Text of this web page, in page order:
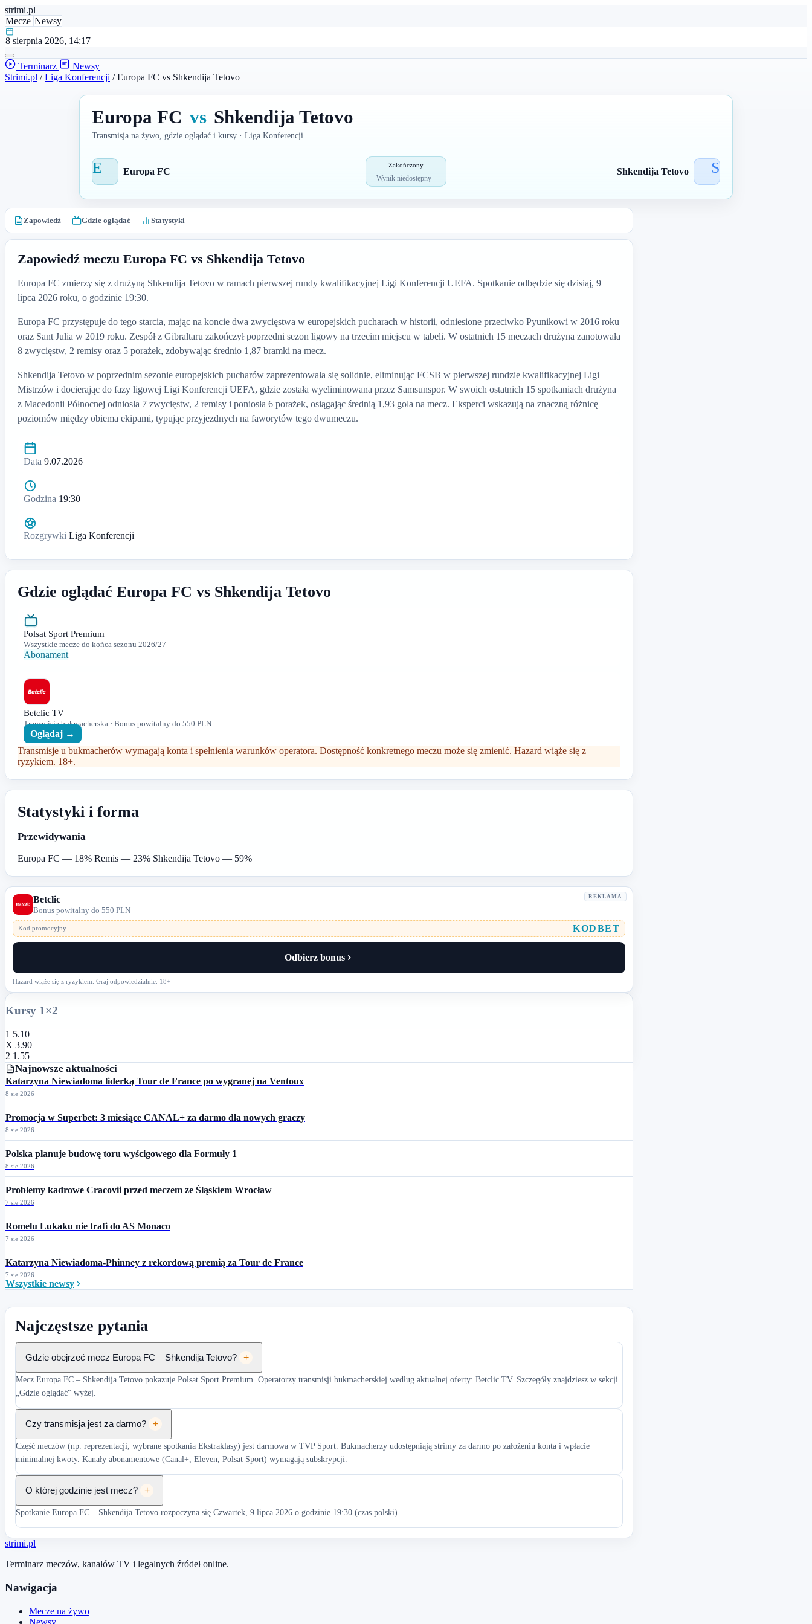
strimi.pl
Mecze Newsy
8 sierpnia 2026, 14:17
Terminarz
Newsy
Strimi.pl / Liga Konferencji / Europa FC vs Shkendija Tetovo
Europa FC vs Shkendija Tetovo
Transmisja na żywo, gdzie oglądać i kursy · Liga Konferencji
E Europa FC
Zakończony
Wynik niedostępny
S
Shkendija Tetovo
Zapowiedź Gdzie oglądać Statystyki
Zapowiedź meczu Europa FC vs Shkendija Tetovo
Europa FC zmierzy się z drużyną Shkendija Tetovo w ramach pierwszej rundy kwalifikacyjnej Ligi Konferencji UEFA. Spotkanie odbędzie się dzisiaj, 9
lipca 2026 roku, o godzinie 19:30.
Europa FC przystępuje do tego starcia, mając na koncie dwa zwycięstwa w europejskich pucharach w historii, odniesione przeciwko Pyunikowi w 2016 roku
oraz Sant Julia w 2019 roku. Zespół z Gibraltaru zakończył poprzedni sezon ligowy na trzecim miejscu w tabeli. W ostatnich 15 meczach drużyna zanotowała
8 zwycięstw, 2 remisy oraz 5 porażek, zdobywając średnio 1,87 bramki na mecz.
Shkendija Tetovo w poprzednim sezonie europejskich pucharów zaprezentowała się solidnie, eliminując FCSB w pierwszej rundzie kwalifikacyjnej Ligi
Mistrzów i docierając do fazy ligowej Ligi Konferencji UEFA, gdzie została wyeliminowana przez Samsunspor. W swoich ostatnich 15 spotkaniach drużyna
z Macedonii Północnej odniosła 7 zwycięstw, 2 remisy i poniosła 6 porażek, osiągając średnią 1,93 gola na mecz. Eksperci wskazują na znaczną różnicę
poziomów między obiema ekipami, typując przyjezdnych na faworytów tego dwumeczu.
Data 9.07.2026
Godzina 19:30
Rozgrywki Liga Konferencji
Statystyki i forma
Przewidywania
Europa FC — 18% Remis — 23% Shkendija Tetovo — 59%
Gdzie oglądać Europa FC vs Shkendija Tetovo
Polsat Sport Premium
Wszystkie mecze do końca sezonu 2026/27
Abonament
Betclic TV
Transmisja bukmacherska · Bonus powitalny do 550 PLN
Oglądaj →
Transmisje u bukmacherów wymagają konta i spełnienia warunków operatora. Dostępność konkretnego meczu może się zmienić. Hazard wiąże się z
ryzykiem. 18+.
REKLAMA
Betclic
Bonus powitalny do 550 PLN
Kod promocyjny KODBET
Odbierz bonus
Hazard wiąże się z ryzykiem. Graj odpowiedzialnie. 18+
Kursy 1×2
1 5.10
X 3.90
2 1.55
Najnowsze aktualności
Katarzyna Niewiadoma liderką Tour de France po wygranej na Ventoux
8 sie 2026
Promocja w Superbet: 3 miesiące CANAL+ za darmo dla nowych graczy
8 sie 2026
Polska planuje budowę toru wyścigowego dla Formuły 1
8 sie 2026
Problemy kadrowe Cracovii przed meczem ze Śląskiem Wrocław
7 sie 2026
Romelu Lukaku nie trafi do AS Monaco
7 sie 2026
Katarzyna Niewiadoma-Phinney z rekordową premią za Tour de France
7 sie 2026
Wszystkie newsy
Najczęstsze pytania
Gdzie obejrzeć mecz Europa FC – Shkendija Tetovo? +
Mecz Europa FC – Shkendija Tetovo pokazuje Polsat Sport Premium. Operatorzy transmisji bukmacherskiej według aktualnej oferty: Betclic TV. Szczegóły znajdziesz w sekcji
„Gdzie oglądać" wyżej.
Czy transmisja jest za darmo? +
Część meczów (np. reprezentacji, wybrane spotkania Ekstraklasy) jest darmowa w TVP Sport. Bukmacherzy udostępniają strimy za darmo po założeniu konta i wpłacie
minimalnej kwoty. Kanały abonamentowe (Canal+, Eleven, Polsat Sport) wymagają subskrypcji.
O której godzinie jest mecz? +
Spotkanie Europa FC – Shkendija Tetovo rozpoczyna się Czwartek, 9 lipca 2026 o godzinie 19:30 (czas polski).
strimi.pl
Terminarz meczów, kanałów TV i legalnych źródeł online.
Nawigacja
Mecze na żywo
Newsy